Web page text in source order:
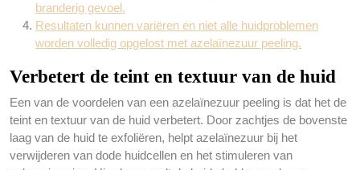
branderig gevoel.
Resultaten kunnen variëren en niet alle huidproblemen
worden volledig opgelost met azelaïnezuur peeling.
Verbetert de teint en textuur van de huid
Een van de voordelen van een azelaïnezuur peeling is dat het de
teint en textuur van de huid verbetert. Door zachtjes de bovenste
laag van de huid te exfoliëren, helpt azelaïnezuur bij het
verwijderen van dode huidcellen en het stimuleren van